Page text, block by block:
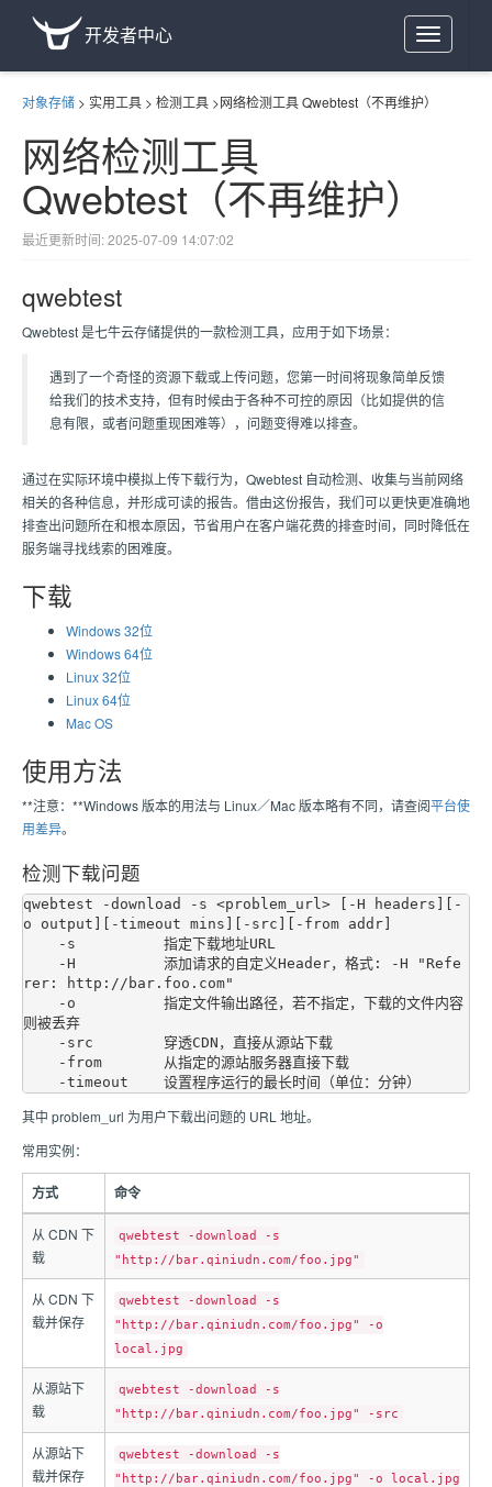
Toggle
navigation
开发者中心
对象存储 > 实用工具 > 检测工具 >网络检测工具 Qwebtest（不再维护）
网络检测工具
Qwebtest（不再维护）
最近更新时间: 2025-07-09 14:07:02
qwebtest
Qwebtest 是七牛云存储提供的一款检测工具，应用于如下场景：
遇到了一个奇怪的资源下载或上传问题，您第一时间将现象简单反馈
给我们的技术支持，但有时候由于各种不可控的原因（比如提供的信
息有限，或者问题重现困难等），问题变得难以排查。
通过在实际环境中模拟上传下载行为，Qwebtest 自动检测、收集与当前网络
相关的各种信息，并形成可读的报告。借由这份报告，我们可以更快更准确地
排查出问题所在和根本原因，节省用户在客户端花费的排查时间，同时降低在
服务端寻找线索的困难度。
下载
Windows 32位
Windows 64位
Linux 32位
Linux 64位
Mac OS
使用方法
**注意：**Windows 版本的用法与 Linux／Mac 版本略有不同，请查阅平台使
用差异。
检测下载问题
qwebtest -download -s <problem_url> [-H headers][-
o output][-timeout mins][-src][-from addr]
rer: http://bar.foo.com"
则被丢弃
其中 problem_url 为用户下载出问题的 URL 地址。
常用实例：
方式 命令
从 CDN 下
载
qwebtest -download -s
"http://bar.qiniudn.com/foo.jpg"
从 CDN 下
载并保存
qwebtest -download -s
"http://bar.qiniudn.com/foo.jpg" -o
local.jpg
从源站下
载
qwebtest -download -s
"http://bar.qiniudn.com/foo.jpg" -src
从源站下
载并保存
qwebtest -download -s
"http://bar.qiniudn.com/foo.jpg" -o local.jpg